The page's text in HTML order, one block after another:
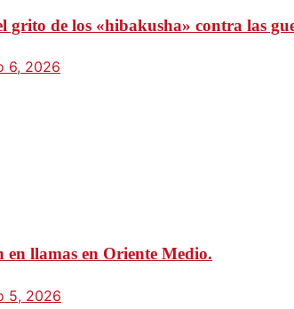
grito de los «hibakusha» contra las
6, 2026
en llamas en Oriente Medio.
5, 2026